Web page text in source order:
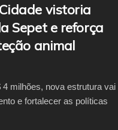
vistoria
Sepet e reforça
animal
4 milhões, nova estrutura vai
e fortalecer as políticas